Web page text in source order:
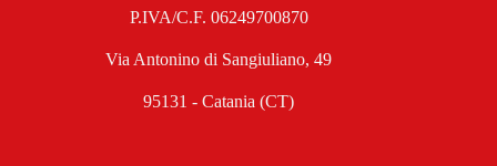
P.IVA/C.F. 06249700870
Via Antonino di Sangiuliano, 49
95131 - Catania (CT)